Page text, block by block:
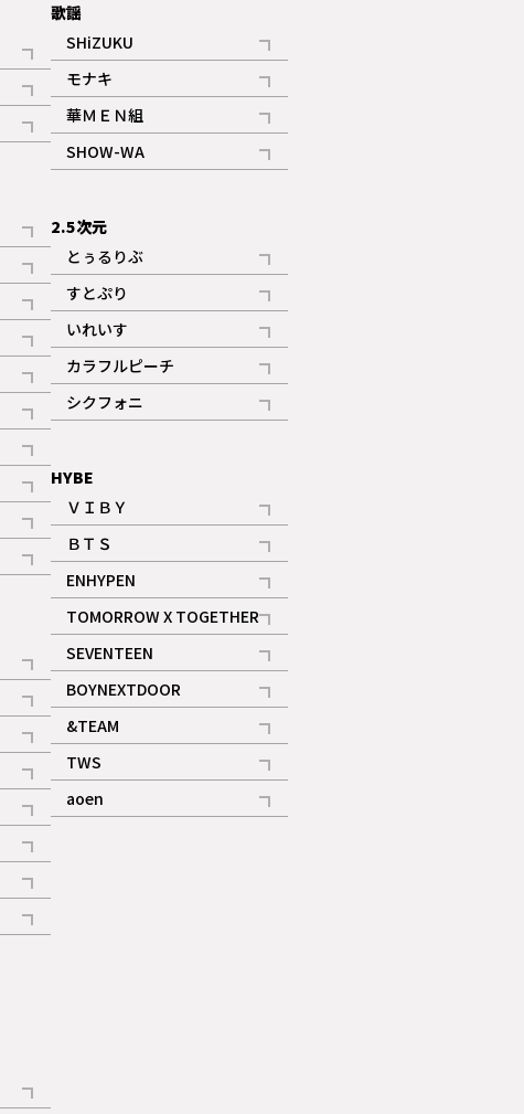
歌謡
SHiZUKU
記事
モナキ
記事
華ＭＥＮ組
記事
SHOW-WA
記事
2.5次元
とぅるりぶ
記事
すとぷり
記事
ギャラリー
いれいす
記事
ギャラリー
カラフルピーチ
記事
シクフォニ
記事
HYBE
ＶＩＢＹ
記事
ＢＴＳ
記事
ENHYPEN
記事
TOMORROW X TOGETHER
記事
ギャラリー
SEVENTEEN
記事
BOYNEXTDOOR
記事
&TEAM
記事
ギャラリー
TWS
記事
aoen
記事